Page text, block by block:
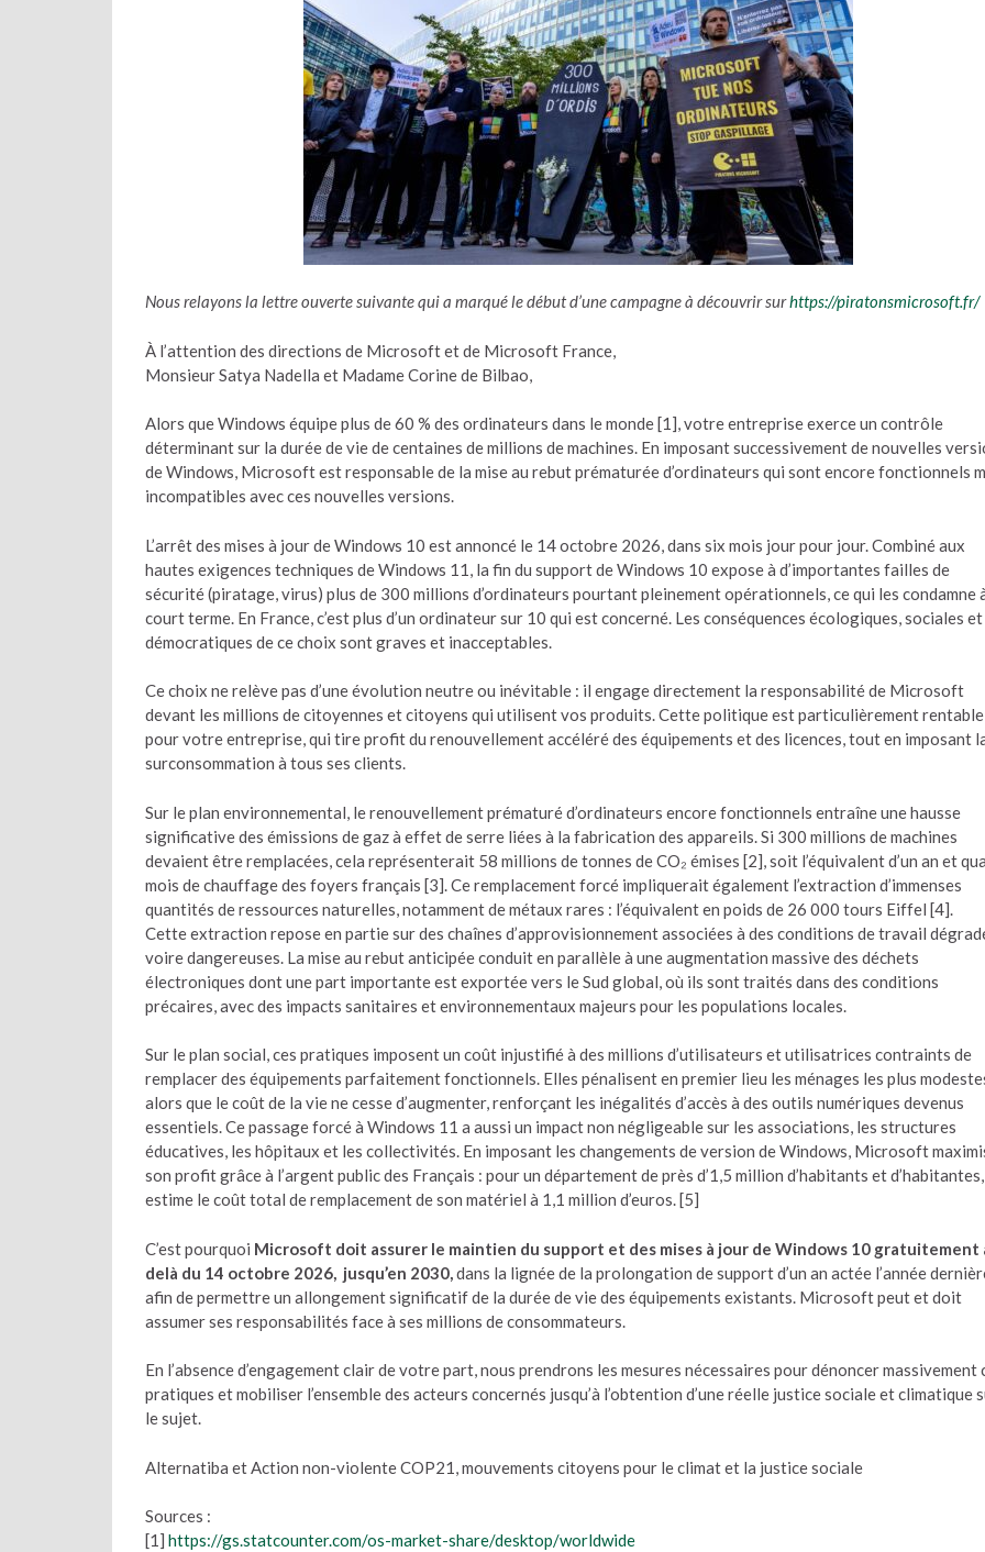
Nous relayons la lettre ouverte suivante qui a marqué le début d’une campagne à découvrir surhttps://piratonsmicrosoft.fr/
À l’attention des directions de Microsoft et de Microsoft France,
Monsieur Satya Nadella et Madame Corine de Bilbao,
Alors que Windows équipe plus de 60 % des ordinateurs dans le monde [1], votre entreprise exerce un contrôle
déterminant sur la durée de vie de centaines de millions de machines. En imposant successivement de nouvelles
de Windows, Microsoft est responsable de la mise au rebut prématurée d’ordinateurs qui sont encore fonctionnels
incompatibles avec ces nouvelles versions.
L’arrêt des mises à jour de Windows 10 est annoncé le 14 octobre 2026, dans six mois jour pour jour. Combiné aux
hautes exigences techniques de Windows 11, la fin du support de Windows 10 expose à d’importantes failles de
sécurité (piratage, virus) plus de 300 millions d’ordinateurs pourtant pleinement opérationnels, ce qui les condamne
court terme. En France, c’est plus d’un ordinateur sur 10 qui est concerné. Les conséquences écologiques, sociales et
démocratiques de ce choix sont graves et inacceptables.
Ce choix ne relève pas d’une évolution neutre ou inévitable : il engage directement la responsabilité de Microsoft
devant les millions de citoyennes et citoyens qui utilisent vos produits. Cette politique est particulièrement rentable
pour votre entreprise, qui tire profit du renouvellement accéléré des équipements et des licences, tout en imposant
surconsommation à tous ses clients.
Sur le plan environnemental, le renouvellement prématuré d’ordinateurs encore fonctionnels entraîne une hausse
significative des émissions de gaz à effet de serre liées à la fabrication des appareils. Si 300 millions de machines
devaient être remplacées, cela représenterait 58 millions de tonnes de CO₂ émises [2], soit l’équivalent d’un an et
mois de chauffage des foyers français [3]. Ce remplacement forcé impliquerait également l’extraction d’immenses
quantités de ressources naturelles, notamment de métaux rares : l’équivalent en poids de 26 000 tours Eiffel [4].
Cette extraction repose en partie sur des chaînes d’approvisionnement associées à des conditions de travail
voire dangereuses. La mise au rebut anticipée conduit en parallèle à une augmentation massive des déchets
électroniques dont une part importante est exportée vers le Sud global, où ils sont traités dans des conditions
précaires, avec des impacts sanitaires et environnementaux majeurs pour les populations locales.
Sur le plan social, ces pratiques imposent un coût injustifié à des millions d’utilisateurs et utilisatrices contraints de
remplacer des équipements parfaitement fonctionnels. Elles pénalisent en premier lieu les ménages les plus
alors que le coût de la vie ne cesse d’augmenter, renforçant les inégalités d’accès à des outils numériques devenus
essentiels. Ce passage forcé à Windows 11 a aussi un impact non négligeable sur les associations, les structures
éducatives, les hôpitaux et les collectivités. En imposant les changements de version de Windows, Microsoft
son profit grâce à l’argent public des Français : pour un département de près d’1,5 million d’habitants et
estime le coût total de remplacement de son matériel à 1,1 million d’euros. [5]
C’est pourquoi Microsoft doit assurer le maintien du support et des mises à jour de Windows 10 gratuitement
delà du 14 octobre 2026, jusqu’en 2030, dans la lignée de la prolongation de support d’un an actée l’année
afin de permettre un allongement significatif de la durée de vie des équipements existants. Microsoft peut et doit
assumer ses responsabilités face à ses millions de consommateurs.
En l’absence d’engagement clair de votre part, nous prendrons les mesures nécessaires pour dénoncer massivement
pratiques et mobiliser l’ensemble des acteurs concernés jusqu’à l’obtention d’une réelle justice sociale et climatique
le sujet.
Alternatiba et Action non-violente COP21, mouvements citoyens pour le climat et la justice sociale
Sources :
[1] https://gs.statcounter.com/os-market-share/desktop/worldwide